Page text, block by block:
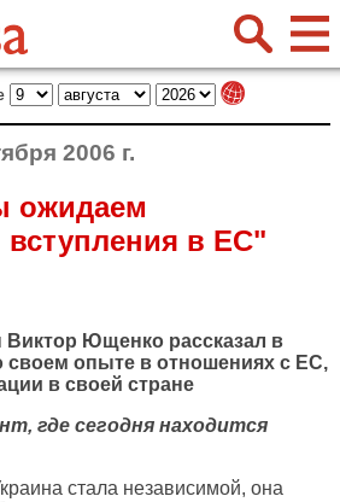
2006 г.
вступления в ЕС"
Виктор Ющенко рассказал в
своем опыте в отношениях с ЕС,
в своей стране
где сегодня находится
стала независимой, она